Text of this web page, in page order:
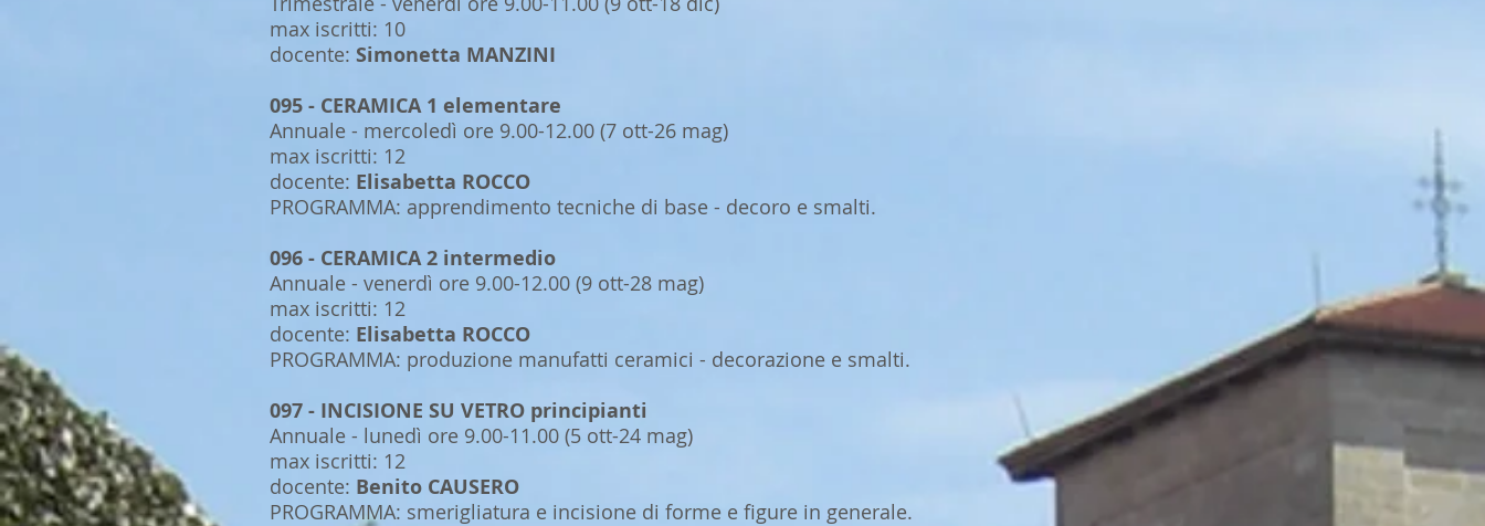
max iscritti: 10
docente: Simonetta MANZINI
095 - CERAMICA 1 elementare
Annuale - mercoledì ore 9.00-12.00 (7 ott-26 mag)
max iscritti: 12
docente: Elisabetta ROCCO
PROGRAMMA: apprendimento tecniche di base - decoro e smalti.
096 - CERAMICA 2 intermedio
Annuale - venerdì ore 9.00-12.00 (9 ott-28 mag)
max iscritti: 12
docente: Elisabetta ROCCO
PROGRAMMA: produzione manufatti ceramici - decorazione e smalti.
097 - INCISIONE SU VETRO principianti
Annuale - lunedì ore 9.00-11.00 (5 ott-24 mag)
max iscritti: 12
docente: Benito CAUSERO
PROGRAMMA: smerigliatura e incisione di forme e figure in generale.